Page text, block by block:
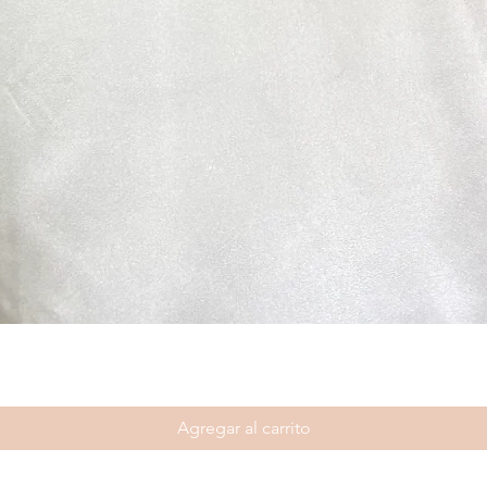
Agregar al carrito